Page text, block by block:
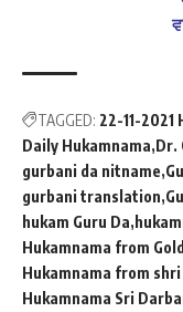
TAGGED: 22-11-2021
Daily Hukamnama Dr.
gurbani da nitname
gurbani translation
hukam Guru Da
Hukamnama from
Hukamnama from
Hukamnama Sri